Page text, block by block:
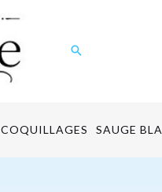
Rechercher
COQUILLAGES SAUGE